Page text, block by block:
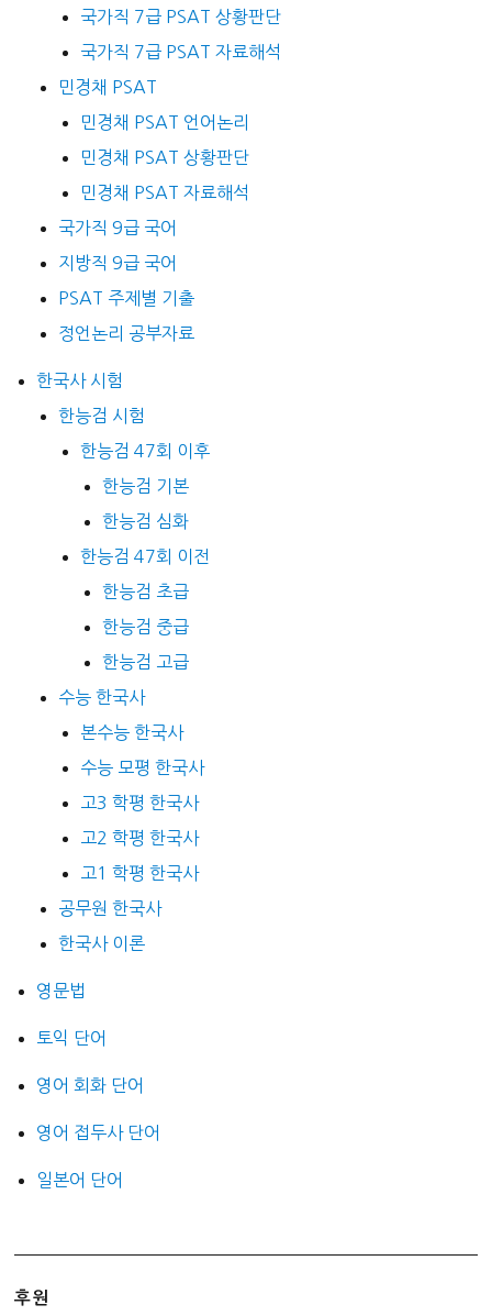
국가직 7급 PSAT 상황판단
국가직 7급 PSAT 자료해석
민경채 PSAT
민경채 PSAT 언어논리
민경채 PSAT 상황판단
민경채 PSAT 자료해석
국가직 9급 국어
지방직 9급 국어
PSAT 주제별 기출
정언논리 공부자료
한국사 시험
한능검 시험
한능검 47회 이후
한능검 기본
한능검 심화
한능검 47회 이전
한능검 초급
한능검 중급
한능검 고급
수능 한국사
본수능 한국사
수능 모평 한국사
고3 학평 한국사
고2 학평 한국사
고1 학평 한국사
공무원 한국사
한국사 이론
영문법
토익 단어
영어 회화 단어
영어 접두사 단어
일본어 단어
후원